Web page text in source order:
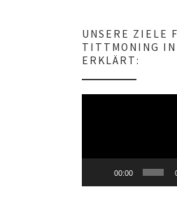
e
s
UNSERE ZIELE
TITTMONING
ERKLÄRT:
00:00